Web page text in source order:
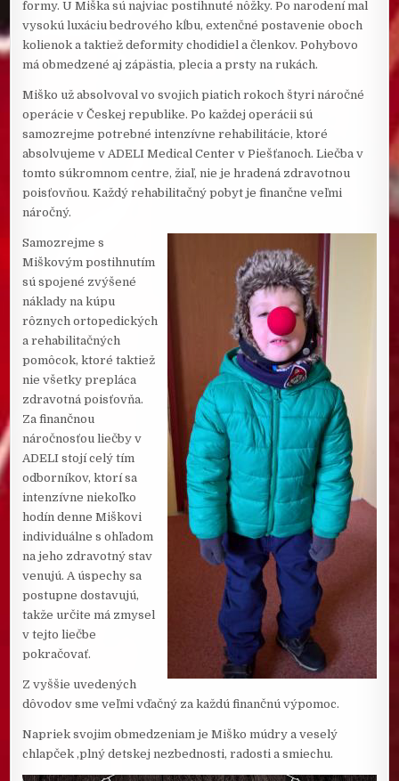
formy. U Miška sú najviac postihnuté nôžky. Po narodení mal
vysokú luxáciu bedrového kĺbu, extenčné postavenie oboch
kolienok a taktiež deformity chodidiel a členkov. Pohybovo
má obmedzené aj zápästia, plecia a prsty na rukách.
Miško už absolvoval vo svojich piatich rokoch štyri náročné
operácie v Českej republike. Po každej operácii sú
samozrejme potrebné intenzívne rehabilitácie, ktoré
absolvujeme v ADELI Medical Center v Piešťanoch. Liečba v
tomto súkromnom centre, žiaľ, nie je hradená zdravotnou
poisťovňou. Každý rehabilitačný pobyt je finančne veľmi
náročný.
Samozrejme s
Miškovým postihnutím
sú spojené zvýšené
náklady na kúpu
rôznych ortopedických
a rehabilitačných
pomôcok, ktoré taktiež
nie všetky prepláca
zdravotná poisťovňa.
Za finančnou
náročnosťou liečby v
ADELI stojí celý tím
odborníkov, ktorí sa
intenzívne niekoľko
hodín denne Miškovi
individuálne s ohľadom
na jeho zdravotný stav
venujú. A úspechy sa
postupne dostavujú,
takže určite má zmysel
v tejto liečbe
pokračovať.
Z vyššie uvedených
dôvodov sme veľmi vďačný za každú finančnú výpomoc.
Napriek svojim obmedzeniam je Miško múdry a veselý
chlapček ,plný detskej nezbednosti, radosti a smiechu.